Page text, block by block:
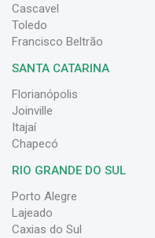
Cascavel
Toledo
Francisco Beltrão
SANTA CATARINA
Florianópolis
Joinville
Itajaí
Chapecó
RIO GRANDE DO SUL
Porto Alegre
Lajeado
Caxias do Sul